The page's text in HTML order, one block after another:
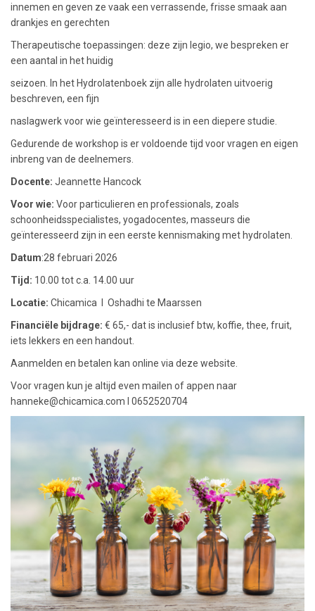
innemen en geven ze vaak een verrassende, frisse smaak aan
drankjes en gerechten
Therapeutische toepassingen: deze zijn legio, we bespreken er
een aantal in het huidig
seizoen. In het Hydrolatenboek zijn alle hydrolaten uitvoerig
beschreven, een fijn
naslagwerk voor wie geïnteresseerd is in een diepere studie.
Gedurende de workshop is er voldoende tijd voor vragen en eigen
inbreng van de deelnemers.
Docente: Jeannette Hancock
Voor wie: Voor particulieren en professionals, zoals
schoonheidsspecialistes, yogadocentes, masseurs die
geïnteresseerd zijn in een eerste kennismaking met hydrolaten.
Datum:28 februari 2026
Tijd: 10.00 tot c.a. 14.00 uur
Locatie: Chicamica l Oshadhi te Maarssen
Financiële bijdrage: € 65,- dat is inclusief btw, koffie, thee, fruit,
iets lekkers en een handout.
Aanmelden en betalen kan online via deze website.
Voor vragen kun je altijd even mailen of appen naar
hanneke@chicamica.com l 0652520704